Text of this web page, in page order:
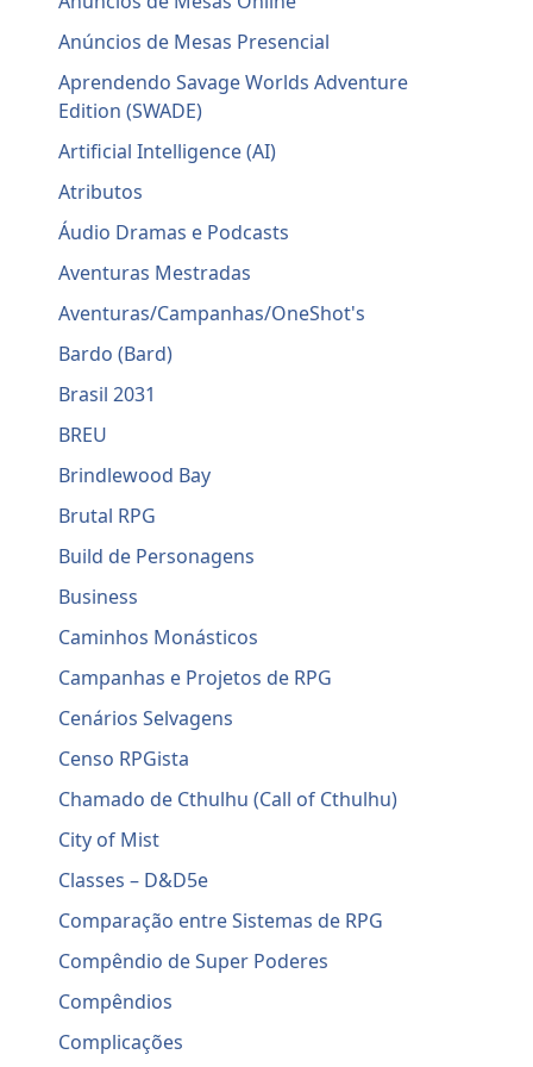
Anúncios de Mesas Presencial
Aprendendo Savage Worlds Adventure
Edition (SWADE)
Artificial Intelligence (AI)
Atributos
Áudio Dramas e Podcasts
Aventuras Mestradas
Aventuras/Campanhas/OneShot's
Bardo (Bard)
Brasil 2031
BREU
Brindlewood Bay
Brutal RPG
Build de Personagens
Business
Caminhos Monásticos
Campanhas e Projetos de RPG
Cenários Selvagens
Censo RPGista
Chamado de Cthulhu (Call of Cthulhu)
City of Mist
Classes – D&D5e
Comparação entre Sistemas de RPG
Compêndio de Super Poderes
Compêndios
Complicações